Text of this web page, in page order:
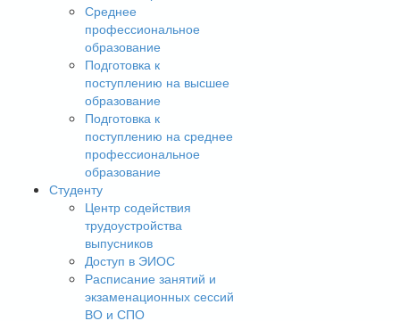
Среднее
профессиональное
образование
Подготовка к
поступлению на высшее
образование
Подготовка к
поступлению на среднее
профессиональное
образование
Студенту
Центр содействия
трудоустройства
выпусников
Доступ в ЭИОС
Расписание занятий и
экзаменационных сессий
ВО и СПО